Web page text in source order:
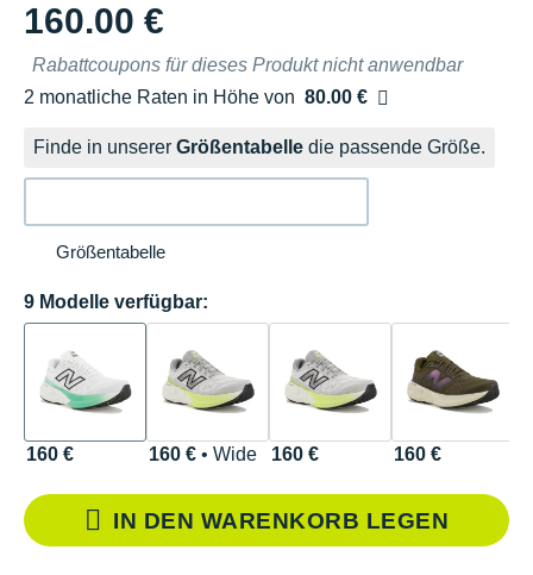
160.00 €
Rabattcoupons für dieses Produkt nicht anwendbar
2 monatliche Raten in Höhe von 80.00 €
Ohne Zusatzkosten
Finde in unserer Größentabelle die passende Größe.
Größentabelle
9 Modelle verfügbar:
160 € 160 €• Wide 160 € 160 €
IN DEN WARENKORB LEGEN